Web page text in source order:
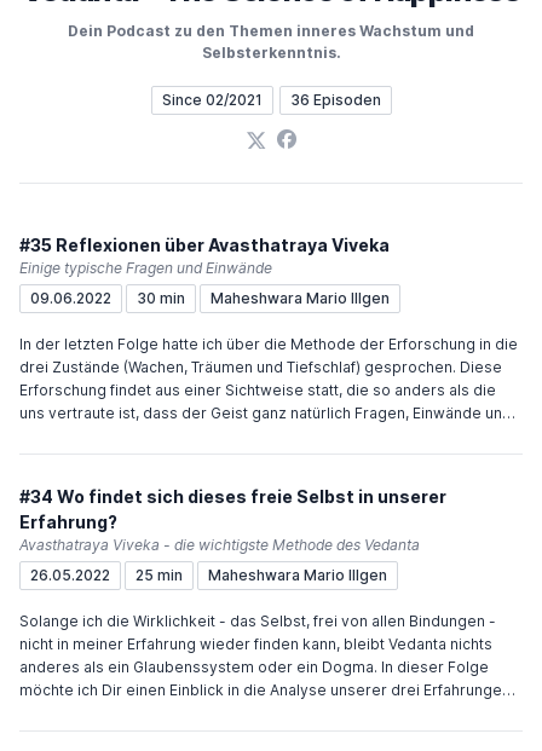
Dein Podcast zu den Themen inneres Wachstum und
Selbsterkenntnis.
Since 02/2021 36 Episoden
X Facebook
#35 Reflexionen über Avasthatraya Viveka
Einige typische Fragen und Einwände
09.06.2022
30 min Maheshwara Mario Illgen
In der letzten Folge hatte ich über die Methode der Erforschung in die
drei Zustände (Wachen, Träumen und Tiefschlaf) gesprochen. Diese
Erforschung findet aus einer Sichtweise statt, die so anders als die
uns vertraute ist, dass der Geist ganz natürlich Fragen, Einwände und
typische Fragen eingehen. Das Aufwerfen von Fragen und Einwänden
dieser oder eventuell noch der nächsten Folge geht der Podcast in
eine Sommerpause bis September. Bitte abonniere den Podcast in
Deinem bevorzugten Player, damit Du benachrichtigt wirst, wenn neue
Folgen erscheinen. Viel Freude und Inspiration wünscht Dir
mich das sehr freuen. Sehr einfach geht das über "Buy me a coffee"
oder meinen Paypal.me-Account.
#34 Wo findet sich dieses freie Selbst in unserer
Erfahrung?
Avasthatraya Viveka - die wichtigste Methode des Vedanta
26.05.2022
25 min Maheshwara Mario Illgen
Solange ich die Wirklichkeit - das Selbst, frei von allen Bindungen -
nicht in meiner Erfahrung wieder finden kann, bleibt Vedanta nichts
anderes als ein Glaubenssystem oder ein Dogma. In dieser Folge
möchte ich Dir einen Einblick in die Analyse unserer drei Erfahrungen
welche Weise Vedanta auf diese Erfahrungen schaut. Diese Analyse